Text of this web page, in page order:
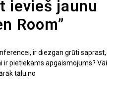
ievieš jaunu
Room”
ir diezgan grūti saprast,
ir pietiekams apgaismojums? Vai
tālu no